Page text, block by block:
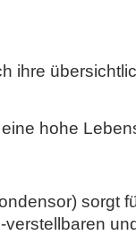
ihre
hohe
sorgt